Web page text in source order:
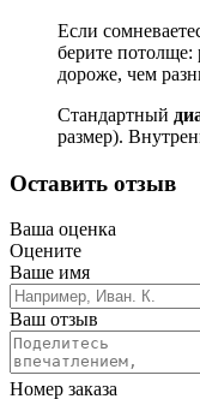
Если
берите потолще:
дороже, чем
Стандартный
размер).
Оставить отзыв
Ваша оценка
Оцените
Ваше имя
Ваш отзыв
Номер заказа